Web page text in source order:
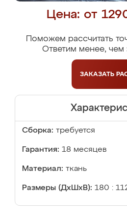
Цена: от
Поможем рассчитать
Ответим менее, чем
ЗАКАЗАТЬ
Сборка: требуется
Гарантия: 18 месяцев
Материал: ткань
Размеры (ДхШхВ): 180 :